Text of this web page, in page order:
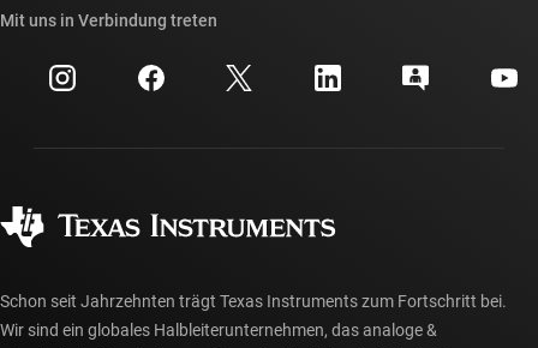
Veranstaltungen
Investorenbeziehungen
Querverweis-Suche
Kundensupportzentrum
myTI-Konto FAQs
Häufig gestellte Fragen zu Bestellungen
Mit uns in Verbindung treten
Schon seit Jahrzehnten trägt Texas Instruments zum Fortschritt bei.
Wir sind ein globales Halbleiterunternehmen, das analoge &